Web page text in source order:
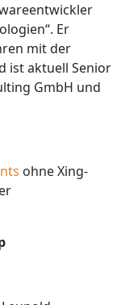
Er
mit der
ist aktuell Senior
GmbH und
ohne Xing-